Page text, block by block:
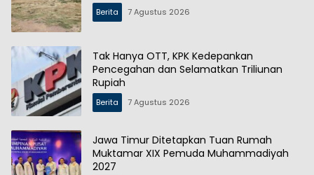
Berita 7 Agustus 2026
Tak Hanya OTT, KPK Kedepankan
Pencegahan dan Selamatkan Triliunan
Rupiah
Berita 7 Agustus 2026
Jawa Timur Ditetapkan Tuan Rumah
Muktamar XIX Pemuda Muhammadiyah
2027